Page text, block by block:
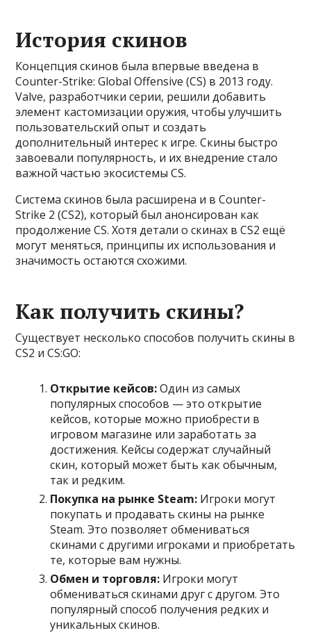
История скинов
Концепция скинов была впервые введена в
Counter-Strike: Global Offensive (CS) в 2013 году.
Valve, разработчики серии, решили добавить
элемент кастомизации оружия, чтобы улучшить
пользовательский опыт и создать
дополнительный интерес к игре. Скины быстро
завоевали популярность, и их внедрение стало
важной частью экосистемы CS.
Система скинов была расширена и в Counter-
Strike 2 (CS2), который был анонсирован как
продолжение CS. Хотя детали о скинах в CS2 ещё
могут меняться, принципы их использования и
значимость остаются схожими.
Как получить скины?
Существует несколько способов получить скины в
CS2 и CS:GO:
Открытие кейсов:Один из самых
популярных способов — это открытие
кейсов, которые можно приобрести в
игровом магазине или заработать за
достижения. Кейсы содержат случайный
скин, который может быть как обычным,
так и редким.
Покупка на рынке Steam: Игроки могут
покупать и продавать скины на рынке
Steam. Это позволяет обмениваться
скинами с другими игроками и приобретать
те, которые вам нужны.
Обмен и торговля: Игроки могут
обмениваться скинами друг с другом. Это
популярный способ получения редких и
уникальных скинов.